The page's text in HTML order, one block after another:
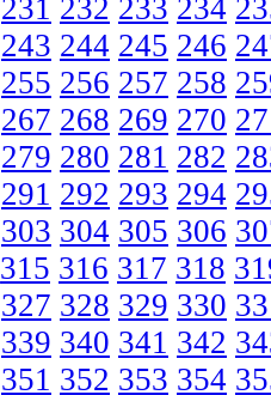
231 232 233 234
243 244 245 246
255 256 257 258
267 268 269 270
279 280 281 282
291 292 293 294
303 304 305 306
315 316 317 318
327 328 329 330
339 340 341 342
351 352 353 354